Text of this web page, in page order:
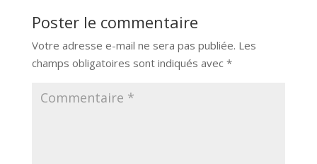
Poster le commentaire
Votre adresse e-mail ne sera pas publiée. Les
champs obligatoires sont indiqués avec *